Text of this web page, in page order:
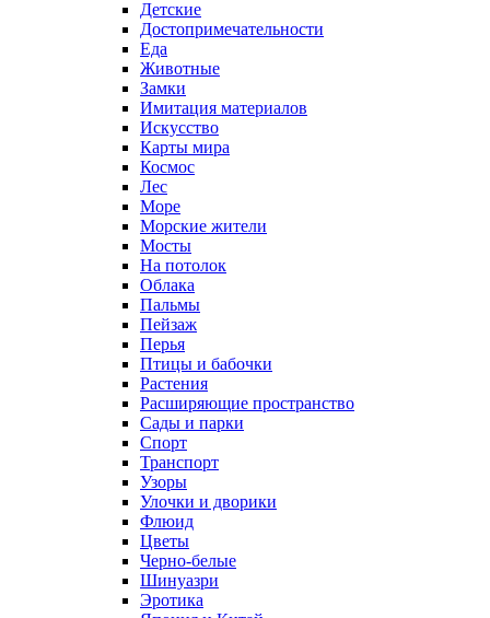
Детские
Достопримечательности
Еда
Животные
Замки
Имитация материалов
Искусство
Карты мира
Космос
Лес
Море
Морские жители
Мосты
На потолок
Облака
Пальмы
Пейзаж
Перья
Птицы и бабочки
Растения
Расширяющие пространство
Сады и парки
Спорт
Транспорт
Узоры
Улочки и дворики
Флюид
Цветы
Черно-белые
Шинуазри
Эротика